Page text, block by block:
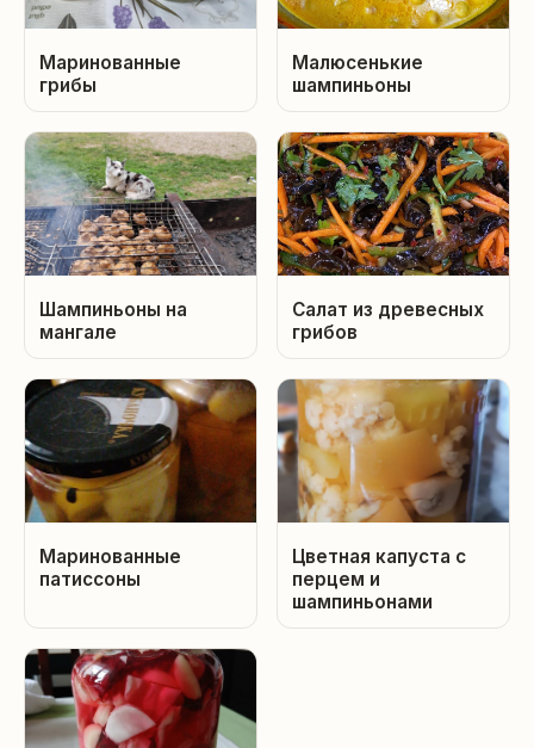
Маринованные
грибы
Малюсенькие
шампиньоны
Шампиньоны на
мангале
Салат из древесных
грибов
Маринованные
патиссоны
Цветная капуста с
перцем и
шампиньонами